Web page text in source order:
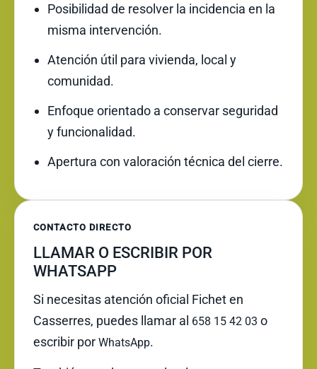
Posibilidad de resolver la incidencia en la
misma intervención.
Atención útil para vivienda, local y
comunidad.
Enfoque orientado a conservar seguridad
y funcionalidad.
Apertura con valoración técnica del cierre.
CONTACTO DIRECTO
LLAMAR O ESCRIBIR POR
WHATSAPP
Si necesitas atención oficial Fichet en
Casserres, puedes llamar al 658 15 42 03 o
escribir por WhatsApp.